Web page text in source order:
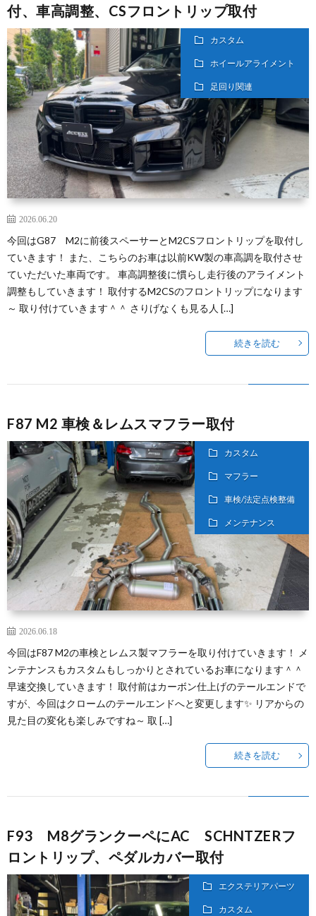
付、車高調整、CSフロントリップ取付
カスタム
ホイールアライメント
足回り関連
2026.06.20
今回はG87 M2に前後スペーサーとM2CSフロントリップを取付し
ていきます！ また、こちらのお車は以前KW製の車高調を取付させ
ていただいた車両です。 車高調整後に慣らし走行後のアライメント
調整もしていきます！ 取付するM2CSのフロントリップになります
～ 取り付けていきます＾＾ さりげなくも見る人 […]
続きを読む
F87 M2 車検＆レムスマフラー取付
カスタム
マフラー
車検/法定点検整備
メンテナンス
2026.06.18
今回はF87 M2の車検とレムス製マフラーを取り付けていきます！ メ
ンテナンスもカスタムもしっかりとされているお車になります＾＾
早速交換していきます！ 取付前はカーボン仕上げのテールエンドで
すが、今回はクロームのテールエンドへと変更します✨ リアからの
見た目の変化も楽しみですね～ 取 […]
続きを読む
F93 M8グランクーペにAC SCHNTZERフ
ロントリップ、ペダルカバー取付
エクステリアパーツ
カスタム